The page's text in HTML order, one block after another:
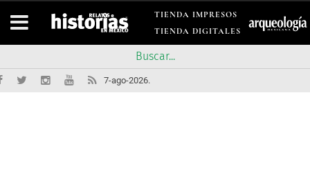
TIENDA IMPRESOS
TIENDA DIGITALES
7-ago-2026.